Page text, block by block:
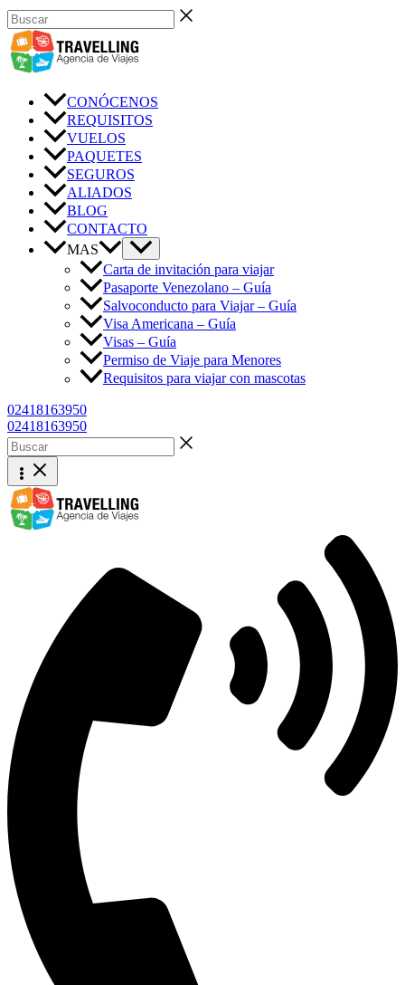
Ir
al
contenido
Buscar
CONÓCENOS
REQUISITOS
VUELOS
PAQUETES
SEGUROS
ALIADOS
BLOG
CONTACTO
MAS
Carta de invitación para viajar
Pasaporte Venezolano – Guía
Salvoconducto para Viajar – Guía
Visa Americana – Guía
Visas – Guía
Permiso de Viaje para Menores
Requisitos para viajar con mascotas
02418163950
02418163950
Buscar